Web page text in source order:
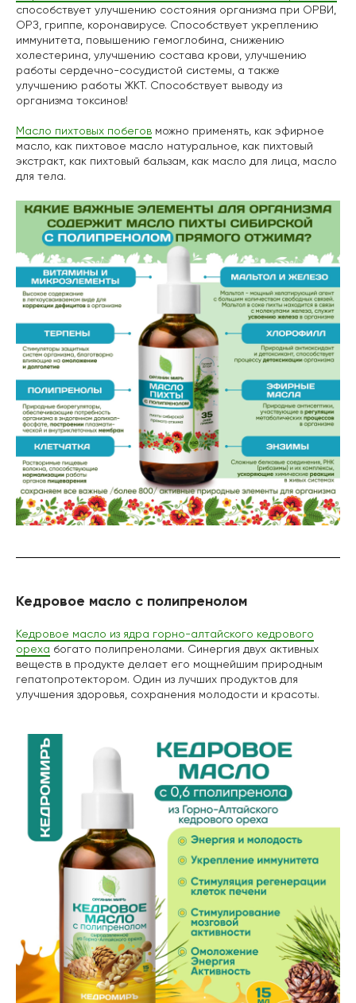
способствует улучшению состояния организма при ОРВИ,
ОРЗ, гриппе, коронавирусе. Способствует укреплению
иммунитета, повышению гемоглобина, снижению
холестерина, улучшению состава крови, улучшению
работы сердечно-сосудистой системы, а также
улучшению работы ЖКТ. Способствует выводу из
организма токсинов!
Масло пихтовых побегов можно применять, как эфирное
масло, как пихтовое масло натуральное, как пихтовый
экстракт, как пихтовый бальзам, как масло для лица, масло
для тела.
Кедровое масло с полипренолом
Кедровое масло из ядра горно-алтайского кедрового
ореха богато полипренолами. Синергия двух активных
веществ в продукте делает его мощнейшим природным
гепатопротектором. Один из лучших продуктов для
улучшения здоровья, сохранения молодости и красоты.